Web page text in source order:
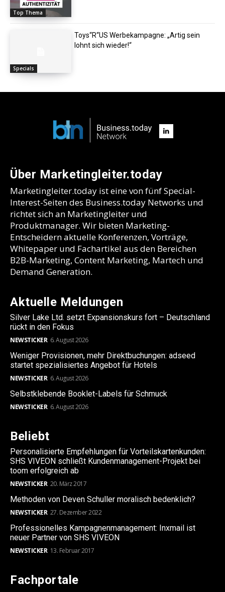
Top Thema
Specials
Toys“R“US Werbekampagne: „Artig sein
lohnt sich wieder!“
Über Marketingleiter.today
Marketingleiter.today ist eine von fünf Special-
Interest-Seiten des Business.today Networks und
richtet sich an Marketingleiter und
Produktmanager. Wir bieten Marketing-
Entscheidern aktuelle Konferenzen, Vorträge,
Whitepaper und Fachartikel aus den Bereichen
B2B-Marketing, Content Marketing, Martech und
Demand Generation.
Aktuelle Meldungen
Silver Lake Ltd. setzt Expansionskurs fort – Deutschland
rückt in den Fokus
NEWSTICKER 6. August 2026
Weniger Provisionen, mehr Direktbuchungen: adseed
startet spezialisiertes Angebot für Hotels
NEWSTICKER 6. August 2026
Selbstklebende Booklet-Labels für Schmuck
NEWSTICKER 6. August 2026
Beliebt
Personalisierte Empfehlungen für Vorteilskartenkunden:
SHS VIVEON schließt Kundenmanagement-Projekt bei
toom erfolgreich ab
NEWSTICKER 20. März 2017
Methoden von Deven Schuller moralisch bedenklich?
NEWSTICKER 27. Dezember 2022
Professionelles Kampagnenmanagement: Inxmail ist
neuer Partner von SHS VIVEON
NEWSTICKER 13. Februar 2017
Fachportale